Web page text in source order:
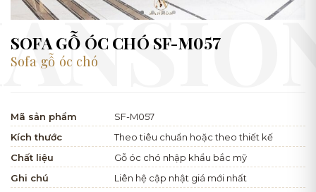
SOFA GỖ ÓC CHÓ SF-M057
Sofa gỗ óc chó
Mã sản phẩm
SF-M057
Kích thước
Theo tiêu chuẩn hoặc theo thiết kế
Chất liệu
Gỗ óc chó nhập khẩu bắc mỹ
Ghi chú
Liên hệ cập nhật giá mới nhất